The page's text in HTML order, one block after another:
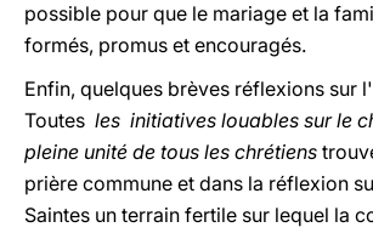
possible pour que le mariage et la
formés, promus et encouragés.
Enfin, quelques brèves réflexions sur l'
Toutes les initiatives louables sur le
pleine unité de tous les chrétiens
prière commune et dans la réflexion
Saintes un terrain fertile sur lequel la